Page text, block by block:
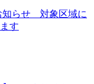
知らせ 対象区域に
す